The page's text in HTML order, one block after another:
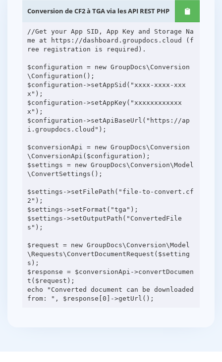
Conversion de CF2 à TGA via les API REST PHP
//Get your App SID, App Key and Storage Na
me at https://dashboard.groupdocs.cloud (f
ree registration is required).
$configuration = new GroupDocs\Conversion
\Configuration();
$configuration->setAppSid("xxxx-xxxx-xxx
x");
$configuration->setAppKey("xxxxxxxxxxxx
x");
$configuration->setApiBaseUrl("https://ap
i.groupdocs.cloud");
$conversionApi = new GroupDocs\Conversion
\ConversionApi($configuration);
$settings = new GroupDocs\Conversion\Model
\ConvertSettings();
$settings->setFilePath("file-to-convert.cf
2");
$settings->setFormat("tga");
$settings->setOutputPath("ConvertedFile
s");
$request = new GroupDocs\Conversion\Model
\Requests\ConvertDocumentRequest($setting
s);
$response = $conversionApi->convertDocumen
t($request);
echo "Converted document can be downloaded